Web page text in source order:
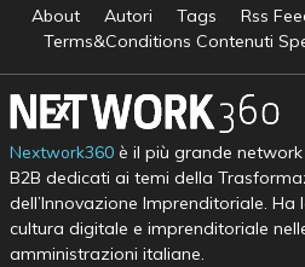
About Autori Tags Rss
Terms&Conditions Contenuti
Nextwork360è il più grande
B2B dedicati ai temi della
dell’Innovazione Imprenditoriale.
cultura digitale e imprenditoriale
amministrazioni italiane.